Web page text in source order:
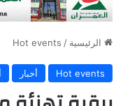
الرئيسية /
Hot events
Hot events أخبار